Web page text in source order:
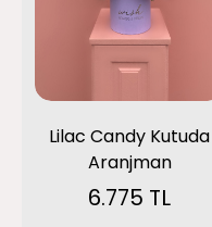
Lilac Candy Kutuda
Aranjman
6.775 TL